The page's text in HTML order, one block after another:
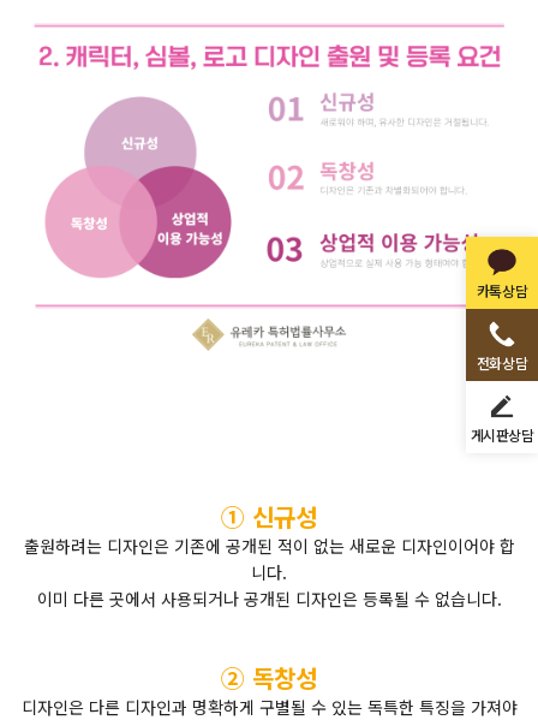
카톡상담
전화상담
게시판상담
① 신규성
출원하려는 디자인은 기존에 공개된 적이 없는 새로운 디자인이어야 합
니다.
이미 다른 곳에서 사용되거나 공개된 디자인은 등록될 수 없습니다.
② 독창성
디자인은 다른 디자인과 명확하게 구별될 수 있는 독특한 특징을 가져야